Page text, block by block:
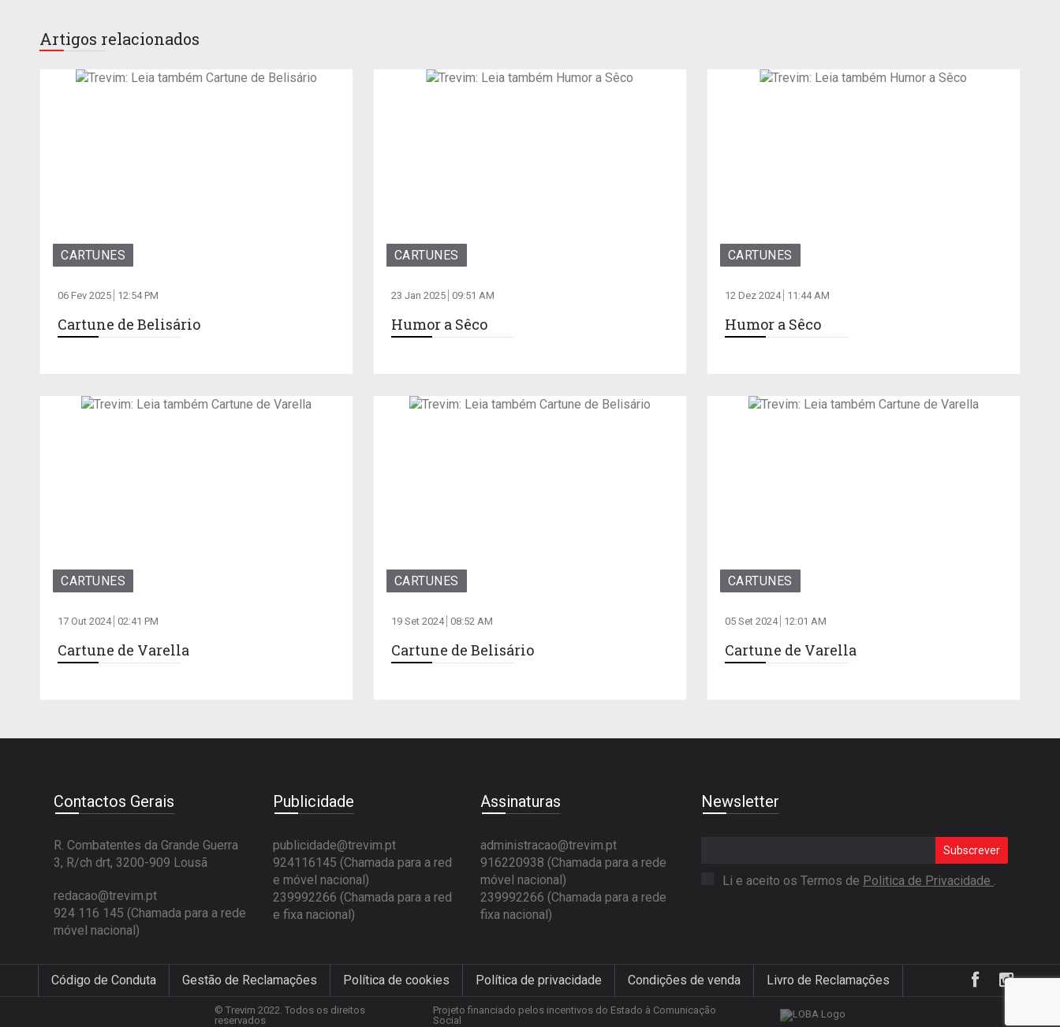
Artigos relacionados
CARTUNES
06 Fev 2025 12:54 PM
Cartune de Belisário
CARTUNES
23 Jan 2025 09:51 AM
Humor a Sêco
CARTUNES
12 Dez 2024 11:44 AM
Humor a Sêco
CARTUNES
17 Out 2024 02:41 PM
Cartune de Varella
CARTUNES
19 Set 2024 08:52 AM
Cartune de Belisário
CARTUNES
05 Set 2024 12:01 AM
Cartune de Varella
Contactos Gerais
R. Combatentes da Grande Guerra
3, R/ch drt, 3200-909 Lousã
redacao@trevim.pt
924 116 145 (Chamada para a rede
móvel nacional)
Publicidade
publicidade@trevim.pt
924116145 (Chamada para a red
e móvel nacional)
239992266 (Chamada para a red
e fixa nacional)
Assinaturas
administracao@trevim.pt
916220938 (Chamada para a rede
móvel nacional)
239992266 (Chamada para a rede
fixa nacional)
Newsletter
Subscrever
Li e aceito os Termos de Politica de Privacidade .
Código de Conduta Gestão de Reclamações Política de cookies Política de privacidade Condições de venda Livro de Reclamações
© Trevim 2022. Todos os direitos
reservados
Projeto financiado pelos incentivos do Estado à Comunicação
Social